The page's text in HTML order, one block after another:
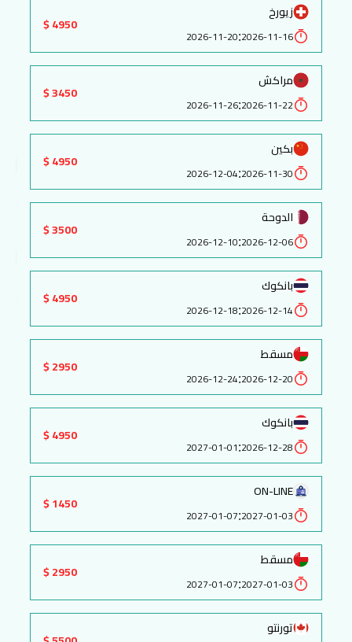
زيورخ
2026-11-16
:
2026-11-20
4950 $
مراكش
2026-11-22
:
2026-11-26
3450 $
بكين
2026-11-30
:
2026-12-04
4950 $
الدوحة
2026-12-06
:
2026-12-10
3500 $
بانكوك
2026-12-14
:
2026-12-18
4950 $
مسقط
2026-12-20
:
2026-12-24
2950 $
بانكوك
2026-12-28
:
2027-01-01
4950 $
ON-LINE
2027-01-03
:
2027-01-07
1450 $
مسقط
2027-01-03
:
2027-01-07
2950 $
تورنتو